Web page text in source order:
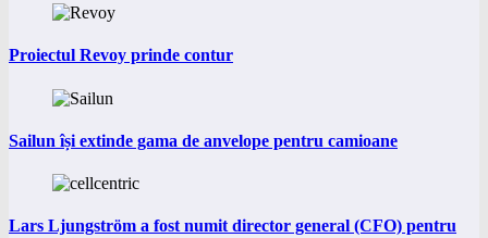
Proiectul Revoy prinde contur
Sailun își extinde gama de anvelope pentru camioane
Lars Ljungström a fost numit director general (CFO) pentru